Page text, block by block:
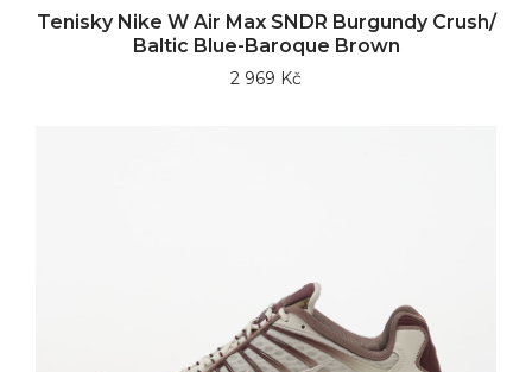
Tenisky Nike W Air Max SNDR Burgundy Crush/
Baltic Blue-Baroque Brown
2 969 Kč